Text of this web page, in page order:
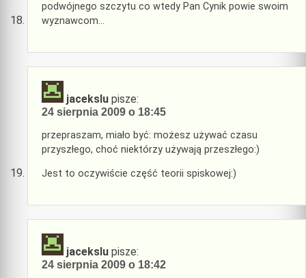
podwójnego szczytu co wtedy Pan Cynik powie swoim
wyznawcom…
jacekslu pisze:
24 sierpnia 2009 o 18:45
przepraszam, miało być: możesz używać czasu
przyszłego, choć niektórzy używają przeszłego:)
Jest to oczywiście część teorii spiskowej:)
jacekslu pisze:
24 sierpnia 2009 o 18:42